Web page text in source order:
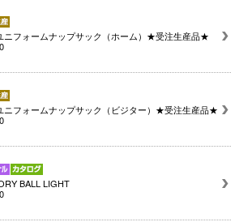
ニフォームナップサック（ホーム）★受注生産品★
ニフォームナップサック（ビジター）★受注生産品★
BALL LIGHT